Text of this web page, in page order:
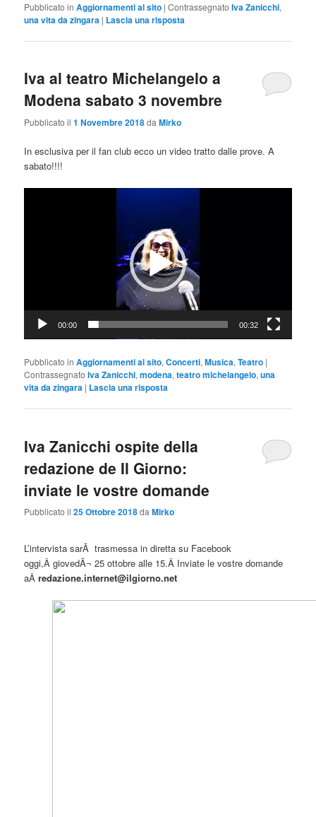
Pubblicato in Aggiornamenti al sito |Contrassegnato Iva Zanicchi,
una vita da zingara | Lascia una risposta
Iva al teatro Michelangelo a
Modena sabato 3 novembre
Pubblicato il1 Novembre 2018daMirko
In esclusiva per il fan club ecco un video tratto dalle prove. A
sabato!!!!
00:00 00:32
Pubblicato in Aggiornamenti al sito,Concerti,Musica,Teatro |
Contrassegnato Iva Zanicchi,modena,teatro michelangelo,una
vita da zingara | Lascia una risposta
Iva Zanicchi ospite della
redazione de Il Giorno:
inviate le vostre domande
Pubblicato il25 Ottobre 2018daMirko
L’intervista sarÃ trasmessa in diretta su Facebook
oggi,Â giovedÃ¬ 25 ottobre alle 15.Â Inviate le vostre domande
aÂredazione.internet@ilgiorno.net